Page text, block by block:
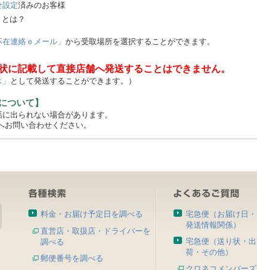
設定済みのお客様
とは？
在連絡ｅメール」 から受取場所を選択することができます。
記載して直接店舗へ発送することはできません。
として発送することができます。）
ついて】
出られない場合があります。
お問い合わせください。
料金・お届け予定日を調べる
直営店・取扱店・ドライバーを
調べる
郵便番号を調べる
宅急便（お届け日・
発送情報関係）
宅急便（送り状・出
荷・その他）